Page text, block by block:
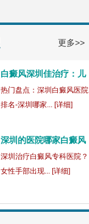
更多>>
【健康指南】深圳中医白癜
风医院[三强公... [详细]
白癜风深圳佳治疗：儿
热门盘点：深圳白癜风医院
排名-深圳哪家... [详细]
深圳的医院哪家白癜风
深圳治疗白癜风专科医院？
女性手部出现... [详细]